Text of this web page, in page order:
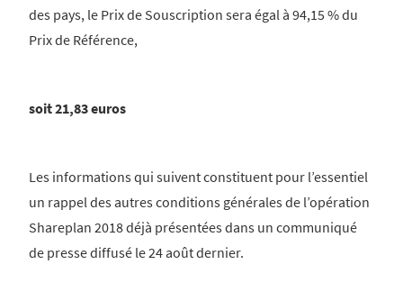
des pays, le Prix de Souscription sera égal à 94,15 % du
Prix de Référence,
soit 21,83 euros
Les informations qui suivent constituent pour l’essentiel
un rappel des autres conditions générales de l’opération
Shareplan 2018 déjà présentées dans un communiqué
de presse diffusé le 24 août dernier.